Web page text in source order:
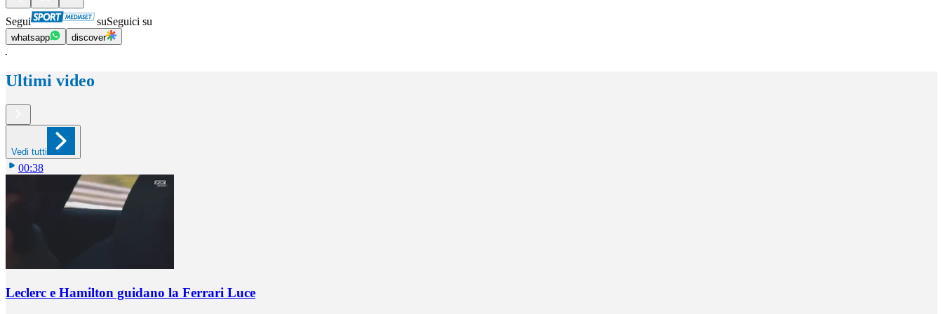
Segui suSeguici su
whatsapp discover
Ultimi video
Vedi tutti
00:38
Leclerc e Hamilton guidano la Ferrari Luce